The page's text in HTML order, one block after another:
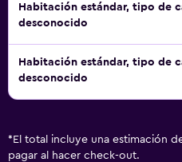
Habitación estándar, tipo de
desconocido
Habitación estándar, tipo de
desconocido
* El total incluye una estimación
pagar al hacer check-out.